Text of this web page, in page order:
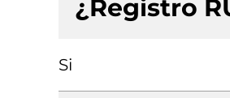
¿Registro
Si